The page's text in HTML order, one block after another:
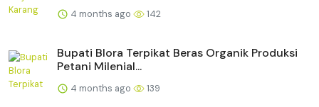
4 months ago 142
Bupati Blora Terpikat Beras Organik Produksi
Petani Milenial...
4 months ago 139